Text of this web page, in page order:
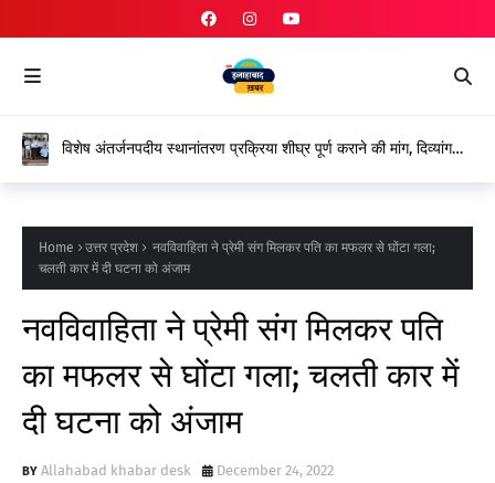
विशेष अंतर्जनपदीय स्थानांतरण प्रक्रिया शीघ्र पूर्ण कराने की मांग, दिव्यांग
Home उत्तर प्रदेश
नवविवाहिता ने प्रेमी संग मिलकर पति का मफलर से घोंटा गला;
चलती कार में दी घटना को अंजाम
नवविवाहिता ने प्रेमी संग मिलकर पति
का मफलर से घोंटा गला; चलती कार में
दी घटना को अंजाम
Allahabad khabar desk December 24, 2022